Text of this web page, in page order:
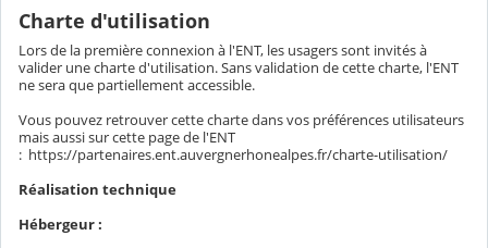
Charte d'utilisation
Lors de la première connexion à l'ENT, les usagers sont invités à
valider une charte d'utilisation. Sans validation de cette charte, l'ENT
ne sera que partiellement accessible.
Vous pouvez retrouver cette charte dans vos préférences utilisateurs
mais aussi sur cette page de l'ENT
: https://partenaires.ent.auvergnerhonealpes.fr/charte-utilisation/
Réalisation technique
Hébergeur :